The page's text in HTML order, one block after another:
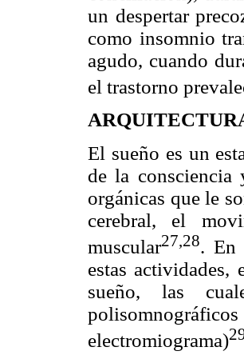
un despertar
como insomnio
agudo, cuando
el trastorno
El sueño es un
de la consciencia
orgánicas que le
cerebral, el
muscular27,28. En
estas actividades,
sueño, las
electromiograma)